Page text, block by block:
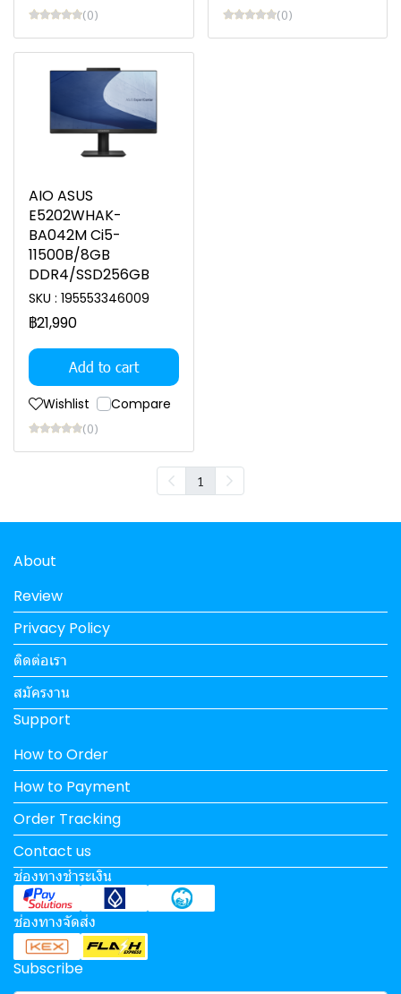
(0) (0)
AIO ASUS
E5202WHAK-
BA042M Ci5-
11500B/8GB
DDR4/SSD256GB
SKU : 195553346009
฿21,990
Add to cart
Wishlist Compare
(0)
1
About
Review
Privacy Policy
ติดต่อเรา
สมัครงาน
Support
How to Order
How to Payment
Order Tracking
Contact us
ช่องทางชำระเงิน
ช่องทางจัดส่ง
Subscribe